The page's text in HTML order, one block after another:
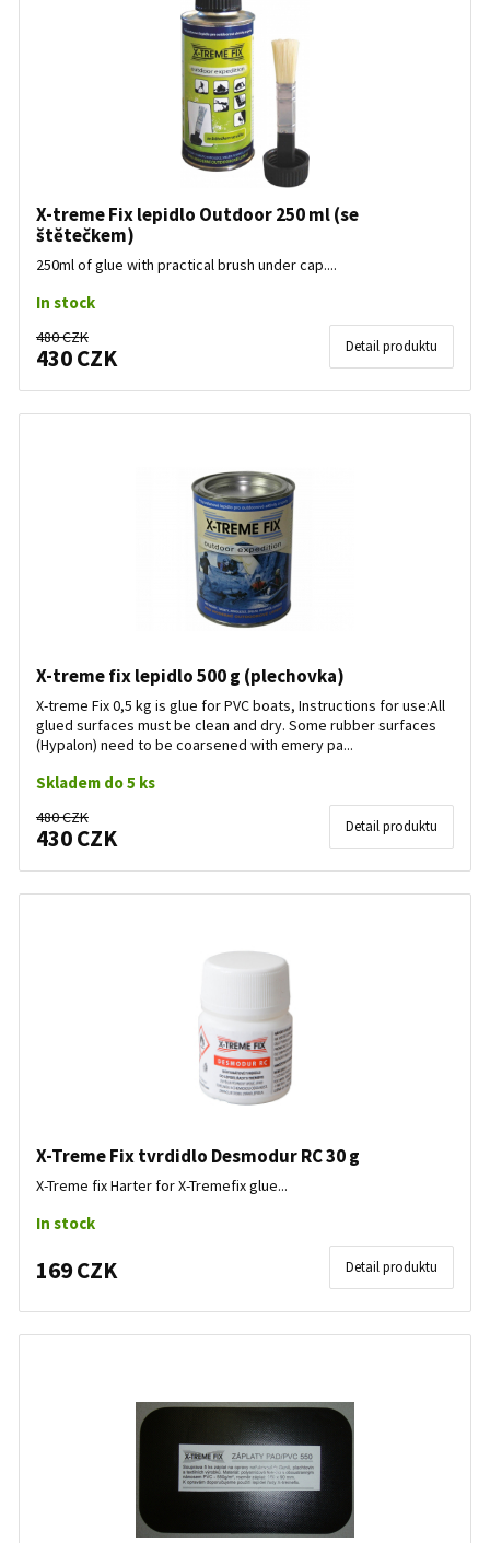
X-treme Fix lepidlo Outdoor 250 ml (se
štětečkem)
250ml of glue with practical brush under cap....
In stock
480 CZK
430 CZK Detail produktu
X-treme fix lepidlo 500 g (plechovka)
X-treme Fix 0,5 kg is glue for PVC boats, Instructions for use:All
glued surfaces must be clean and dry. Some rubber surfaces
(Hypalon) need to be coarsened with emery pa...
Skladem do 5 ks
480 CZK
430 CZK Detail produktu
X-Treme Fix tvrdidlo Desmodur RC 30 g
X-Treme fix Harter for X-Tremefix glue...
In stock
169 CZK Detail produktu